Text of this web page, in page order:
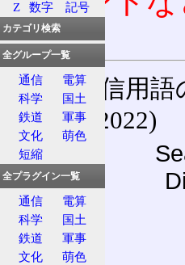
通信用語
(27-May-2022)
Z
数字 記号
カテゴリ検索
全グループ一覧
通信
電算
科学
国土
鉄道
軍事
文化
萌色
短縮
全プラグイン一覧
通信
電算
科学
国土
鉄道
軍事
文化
萌色